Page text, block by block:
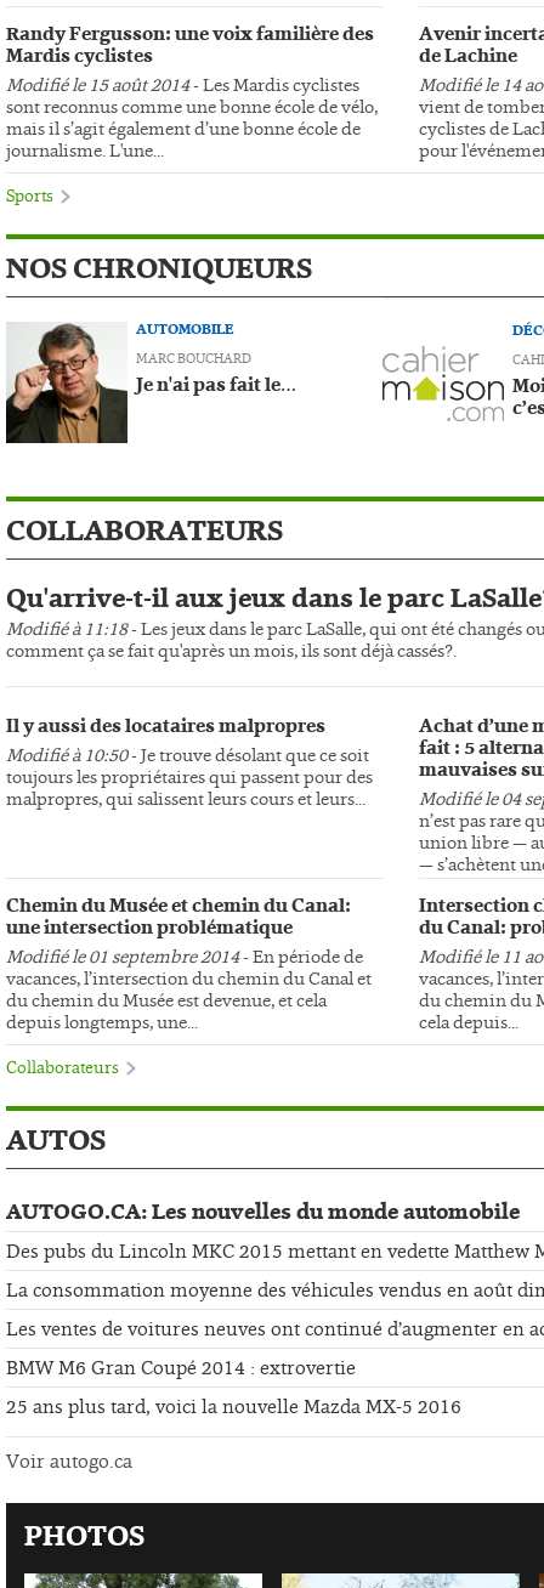
Randy Fergusson: une voix familière des
Mardis cyclistes
Modifié le 15 août 2014- Les Mardis cyclistes
sont reconnus comme une bonne école de vélo,
mais il s’agit également d’une bonne école de
journalisme. L'une...
Avenir
de Lachine
Modifié le 14
vient de
cyclistes de
pour
Sports
NOS CHRONIQUEURS
AUTOMOBILE
MARC BOUCHARD
Je n'ai pas fait le…
COLLABORATEURS
Qu'arrive-t-il aux jeux dans le parc
Modifié à 11:18- Les jeux dans le parc LaSalle, qui ont été changés
comment ça se fait qu'après un mois, ils sont déjà cassés?.
Il y aussi des locataires malpropres
Modifié à 10:50- Je trouve désolant que ce soit
toujours les propriétaires qui passent pour des
malpropres, qui salissent leurs cours et leurs...
Chemin du Musée et chemin du Canal:
une intersection problématique
Modifié le 01 septembre 2014- En période de
vacances, l’intersection du chemin du Canal et
du chemin du Musée est devenue, et cela
depuis longtemps, une...
Achat d’une
fait : 5
mauvaises
Modifié le 04
n’est pas rare
union libre —
— s’achètent
Intersection
du Canal:
Modifié le 11
vacances,
du chemin du
cela depuis...
Collaborateurs
AUTOS
AUTOGO.CA: Les nouvelles du monde automobile
Des pubs du Lincoln MKC 2015 mettant en vedette Matthew
La consommation moyenne des véhicules vendus en août
Les ventes de voitures neuves ont continué d’augmenter en
BMW M6 Gran Coupé 2014 : extrovertie
25 ans plus tard, voici la nouvelle Mazda MX-5 2016
Voir autogo.ca
PHOTOS